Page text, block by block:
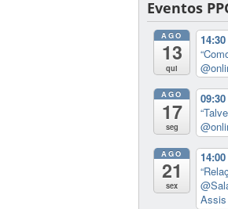
Eventos
AGO
13
qui
14:30
AGO
17
seg
09:30
AGO
21
sex
14:00